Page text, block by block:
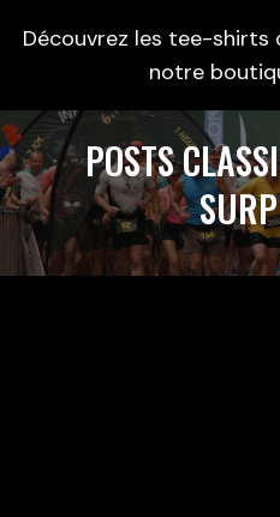
Découvrez les tee-
notre
POSTS